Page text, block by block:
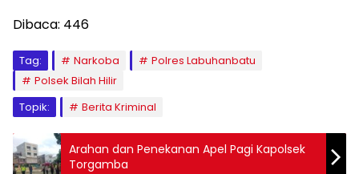
Dibaca: 446
Tag: Narkoba
Polres Labuhanbatu
Polsek Bilah Hilir
Topik:
Berita Kriminal
Arahan dan Penekanan Apel Pagi Kapolsek
Torgamba